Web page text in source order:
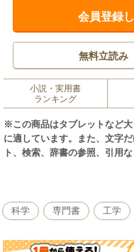
会員登録
無料立読み
小説・実用書
ランキング
※この商品はタブレットなど
に適しています。また、文字
ト、検索、辞書の参照、引用
和風建築を培ってきた伝統建
意匠と材料・技法を、450余点
科学 専門書 工学